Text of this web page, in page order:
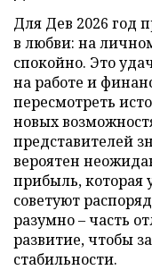
Для Дев 2026 год
в любви: на
спокойно. Это
на работе и
пересмотреть
новых
представителей
вероятен
прибыль,
советуют
разумно – часть
развитие, чтобы
стабильности.